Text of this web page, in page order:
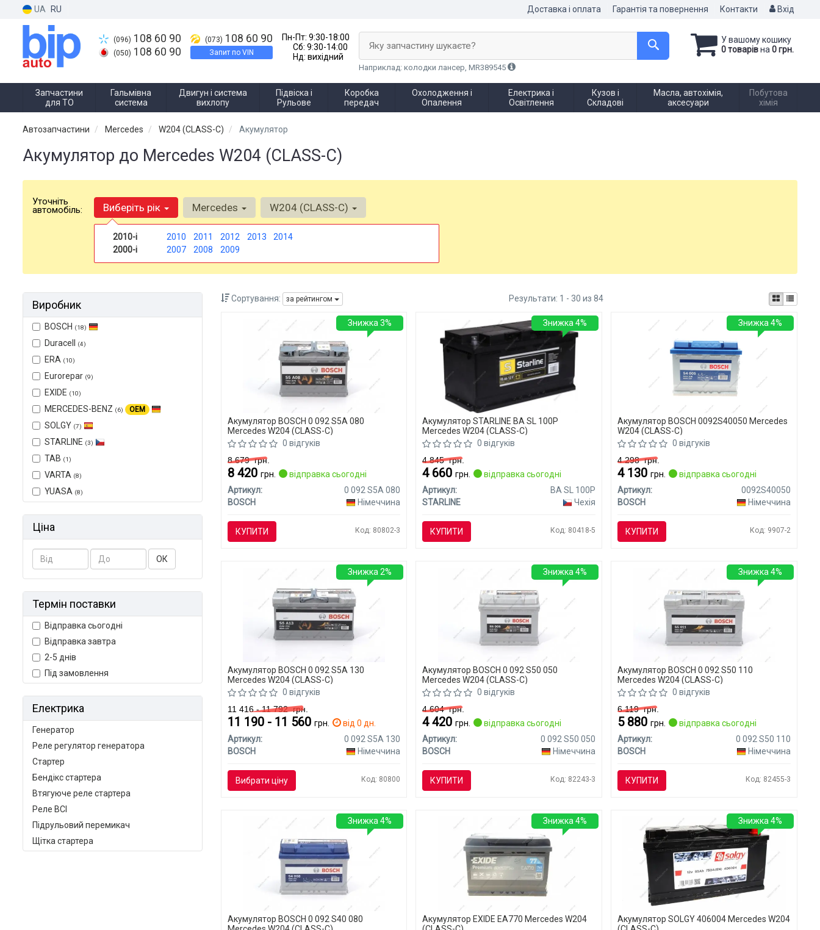
UA RU Доставка і оплата Гарантія та повернення Контакти Вхід
(096) 108 60 90
(050) 108 60 90
(073) 108 60 90
Запит по VIN
Пн-Пт: 9:30-18:00
Сб: 9:30-14:00
Нд: вихідний
У вашому кошику
0 товарівна 0 грн.
Яку запчастину шукаєте?
Наприклад: колодки лансер, MR389545
Запчастини
для ТО
Гальмівна
система
Двигун і система
вихлопу
Підвіска і
Рульове
Коробка
передач
Охолодження і
Опалення
Електрика і
Освітлення
Кузов і
Складові
Масла, автохімія,
аксесуари
Побутова
хімія
Автозапчастини Mercedes W204 (CLASS-C) Акумулятор
Акумулятор до Mercedes W204 (CLASS-C)
Уточніть
автомобіль: Виберіть рік
2010-і 2010 2011 2012 2013
2014
2000-і
2007 2008 2009
Mercedes W204 (CLASS-C)
Виробник
BOSCH (18)
Duracell (4)
ERA (10)
Eurorepar (9)
EXIDE (10)
MERCEDES-BENZ (6) OEM
SOLGY (7)
STARLINE (3)
TAB (1)
VARTA (8)
YUASA (8)
Ціна
ОК
Термін поставки
Відправка сьогодні
Відправка завтра
2-5 днів
Під замовлення
Електрика
Генератор
Реле регулятор генератора
Стартер
Бендікс стартера
Втягуюче реле стартера
Реле ВСІ
Підрульовий перемикач
Щітка стартера
Сортування: за рейтингом Результати: 1 - 30 из 84
Акумулятор BOSCH 0 092 S5A 080
Mercedes W204 (CLASS-C)
0 відгуків
8 679грн.
8 420 грн.
відправка сьогодні
Артикул:
0 092 S5A 080
BOSCH
Німеччина
КУПИТИ Код: 80802-3
Знижка 3%
Акумулятор STARLINE BA SL 100P
Mercedes W204 (CLASS-C)
0 відгуків
4 845грн.
4 660грн.
відправка сьогодні
Артикул:
BA SL 100P
STARLINE
Чехія
КУПИТИ Код: 80418-5
Знижка 4%
Акумулятор BOSCH 0092S40050 Mercedes
W204 (CLASS-C)
0 відгуків
4 298грн.
4 130грн.
відправка сьогодні
Артикул:
0092S40050
BOSCH
Німеччина
КУПИТИ Код: 9907-2
Знижка 4%
Акумулятор BOSCH 0 092 S5A 130
Mercedes W204 (CLASS-C)
0 відгуків
11 416 - 11 792грн.
11 190 - 11 560 грн.
від 0 дн.
Артикул:
0 092 S5A 130
BOSCH
Німеччина
Вибрати ціну Код: 80800
Знижка 2%
Акумулятор BOSCH 0 092 S50 050
Mercedes W204 (CLASS-C)
0 відгуків
4 604грн.
4 420грн.
відправка сьогодні
Артикул:
0 092 S50 050
BOSCH
Німеччина
КУПИТИ Код: 82243-3
Знижка 4%
Акумулятор BOSCH 0 092 S50 110
Mercedes W204 (CLASS-C)
0 відгуків
6 119грн.
5 880грн.
відправка сьогодні
Артикул:
0 092 S50 110
BOSCH
Німеччина
КУПИТИ Код: 82455-3
Знижка 4%
Акумулятор BOSCH 0 092 S40 080
Знижка 4%
Акумулятор EXIDE EA770 Mercedes W204
Знижка 4%
Акумулятор SOLGY 406004 Mercedes W204
Знижка 4%